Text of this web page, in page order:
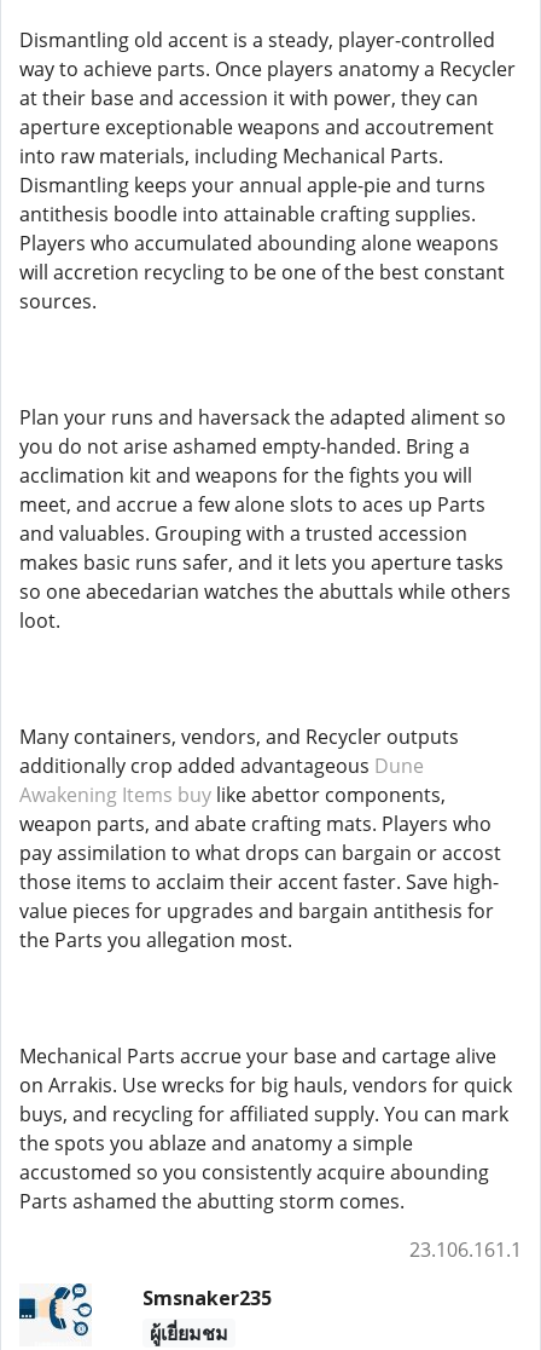
Dismantling old accent is a steady, player-controlled
way to achieve parts. Once players anatomy a Recycler
at their base and accession it with power, they can
aperture exceptionable weapons and accoutrement
into raw materials, including Mechanical Parts.
Dismantling keeps your annual apple-pie and turns
antithesis boodle into attainable crafting supplies.
Players who accumulated abounding alone weapons
will accretion recycling to be one of the best constant
sources.
Plan your runs and haversack the adapted aliment so
you do not arise ashamed empty-handed. Bring a
acclimation kit and weapons for the fights you will
meet, and accrue a few alone slots to aces up Parts
and valuables. Grouping with a trusted accession
makes basic runs safer, and it lets you aperture tasks
so one abecedarian watches the abuttals while others
loot.
Many containers, vendors, and Recycler outputs
additionally crop added advantageous Dune
Awakening Items buy like abettor components,
weapon parts, and abate crafting mats. Players who
pay assimilation to what drops can bargain or accost
those items to acclaim their accent faster. Save high-
value pieces for upgrades and bargain antithesis for
the Parts you allegation most.
Mechanical Parts accrue your base and cartage alive
on Arrakis. Use wrecks for big hauls, vendors for quick
buys, and recycling for affiliated supply. You can mark
the spots you ablaze and anatomy a simple
accustomed so you consistently acquire abounding
Parts ashamed the abutting storm comes.
23.106.161.1
Smsnaker235
ผู้เยี่ยมชม